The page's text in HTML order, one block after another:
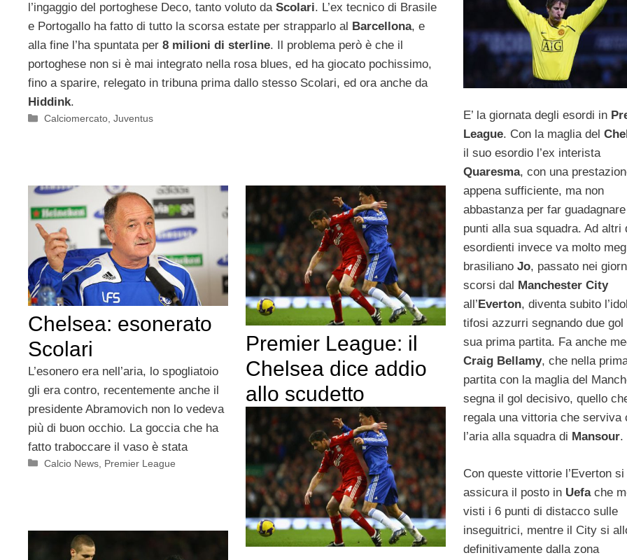
l’ingaggio del portoghese Deco, tanto voluto da Scolari. L’ex tecnico di Brasile
e Portogallo ha fatto di tutto la scorsa estate per strapparlo al Barcellona, e
alla fine l’ha spuntata per 8 milioni di sterline. Il problema però è che il
portoghese non si è mai integrato nella rosa blues, ed ha giocato pochissimo,
fino a sparire, relegato in tribuna prima dallo stesso Scolari, ed ora anche da
Hiddink.
Categorie
Calciomercato ,Juventus E’ la giornata degli esordi in
League. Con la maglia del
il suo esordio l’ex interista
Quaresma, con una
appena sufficiente, ma non
abbastanza per far
punti alla sua squadra. Ad altri
esordienti invece va molto
brasiliano Jo, passato nei
scorsi dal Manchester City
all’Everton, diventa subito
tifosi azzurri segnando due gol
sua prima partita. Fa anche
Craig Bellamy, che nella
partita con la maglia del
segna il gol decisivo, quello
regala una vittoria che serviva
l’aria alla squadra di Mansour.
Con queste vittorie l’Everton si
assicura il posto in Uefa che
visti i 6 punti di distacco sulle
inseguitrici, mentre il City si
definitivamente dalla zona
Chelsea: esonerato
Scolari
L’esonero era nell’aria, lo spogliatoio
gli era contro, recentemente anche il
presidente Abramovich non lo vedeva
più di buon occhio. La goccia che ha
fatto traboccare il vaso è stata
Categorie
Calcio News Premier League
Premier League: il
Chelsea dice addio
allo scudetto